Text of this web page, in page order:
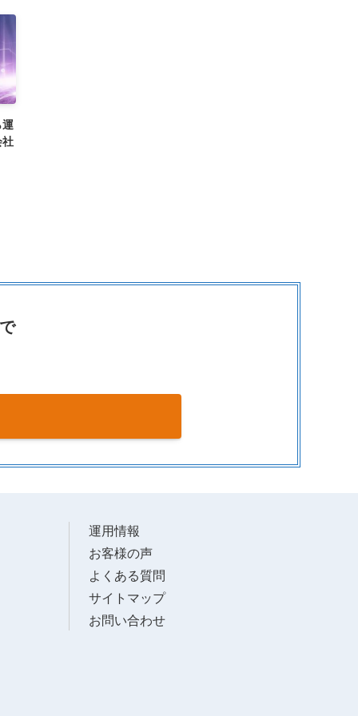
運
社
運用情報
お客様の声
よくある質問
サイトマップ
お問い合わせ